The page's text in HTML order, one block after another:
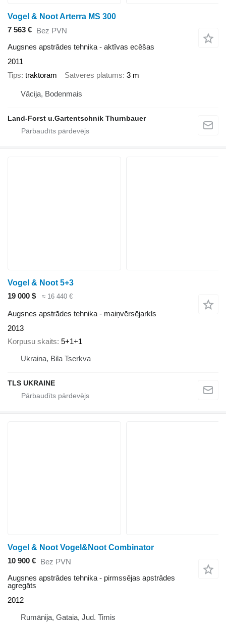
Vogel & Noot Arterra MS 300
7 563 € Bez PVN
Augsnes apstrādes tehnika - aktīvas ecēšas
2011
Tips traktoram Satveres platums 3 m
Vācija, Bodenmais
Land-Forst u.Gartentschnik Thurnbauer
Vogel & Noot 5+3
19 000 $
≈ 16 440 €
Augsnes apstrādes tehnika - maiņvērsējarkls
2013
Korpusu skaits 5+1+1
Ukraina, Bila Tserkva
TLS UKRAINE
Vogel & Noot Vogel&Noot Combinator
10 900 € Bez PVN
Augsnes apstrādes tehnika - pirmssējas apstrādes
agregāts
2012
Rumānija, Gataia, Jud. Timis